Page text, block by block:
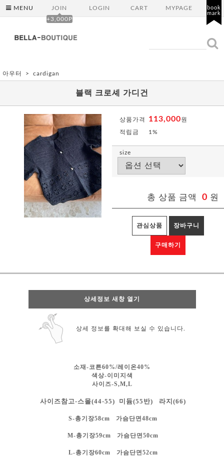
MENU
JOIN
+3,000P
LOGIN CART MYPAGE
book
mark
아우터 cardigan
블랙 크로셰 가디건
상품가격 113,000원
적립금 1%
size
총 상품 금액 0 원
관심상품 장바구니
구매하기
상세정보 새창 열기
상세 정보를 확대해 보실 수 있습니다.
소재-코튼60%/레이온40%
색상-이미지색
사이즈-S,M,L
사이즈참고-스몰(44-55) 미듐(55반) 라지(66)
S-총기장58cm 가슴단면48cm
M-총기장59cm 가슴단면50cm
L-총기장60cm 가슴단면52cm